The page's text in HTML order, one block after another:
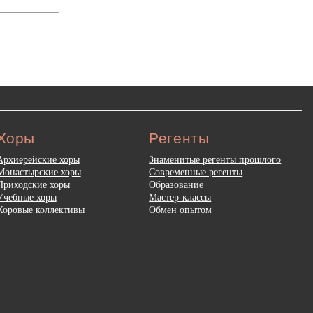
хоры
хоры
хоры
хоры
коллективы
Регенты
Знаменитые регенты прошлого
Современные регенты
Образование
Мастер-классы
Обмен опытом